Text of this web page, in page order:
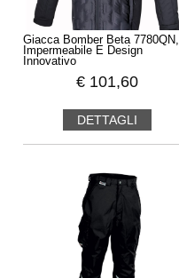
Giacca Bomber Beta 7780QN,
Impermeabile E Design
Innovativo
€ 101,60
DETTAGLI